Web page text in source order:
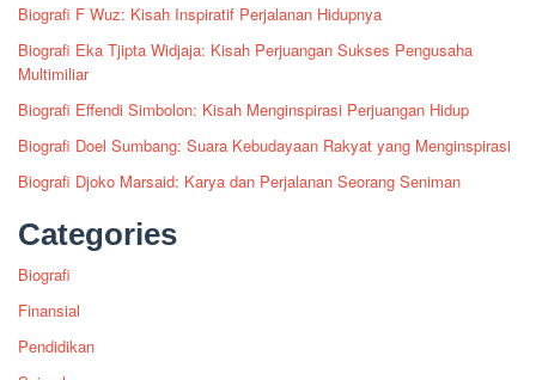
Biografi F Wuz: Kisah Inspiratif Perjalanan Hidupnya
Biografi Eka Tjipta Widjaja: Kisah Perjuangan Sukses Pengusaha
Multimiliar
Biografi Effendi Simbolon: Kisah Menginspirasi Perjuangan Hidup
Biografi Doel Sumbang: Suara Kebudayaan Rakyat yang Menginspirasi
Biografi Djoko Marsaid: Karya dan Perjalanan Seorang Seniman
Categories
Biografi
Finansial
Pendidikan